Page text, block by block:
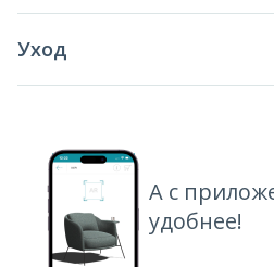
Уход
А с
удобнее!